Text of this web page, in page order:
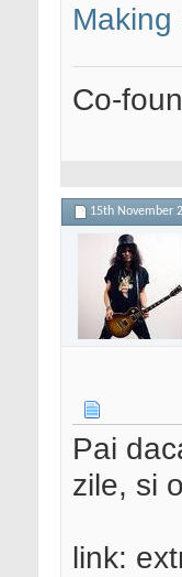
Co-
15th November
Pai
zile, si
link: